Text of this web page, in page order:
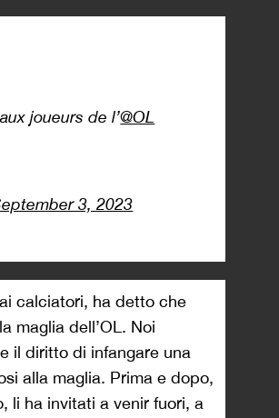
joueurs de l’@OL
3, 2023
calciatori, ha detto che
maglia dell’OL. Noi
il diritto di infangare una
alla maglia. Prima e dopo,
li ha invitati a venir fuori, a